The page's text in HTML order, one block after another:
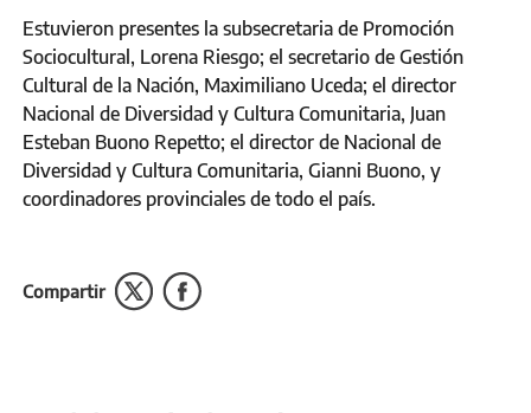
Estuvieron presentes la subsecretaria de Promoción
Sociocultural, Lorena Riesgo; el secretario de Gestión
Cultural de la Nación, Maximiliano Uceda; el director
Nacional de Diversidad y Cultura Comunitaria, Juan
Esteban Buono Repetto; el director de Nacional de
Diversidad y Cultura Comunitaria, Gianni Buono, y
coordinadores provinciales de todo el país.
Compartir